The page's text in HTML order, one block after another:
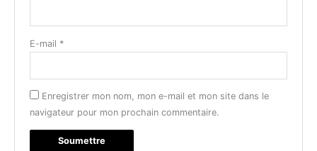
E-mail *
Enregistrer mon nom, mon e-mail et mon site dans le
navigateur pour mon prochain commentaire.